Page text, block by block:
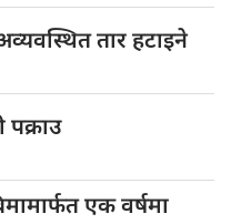
तार हटाइने
पक्राउ
एक वर्षमा